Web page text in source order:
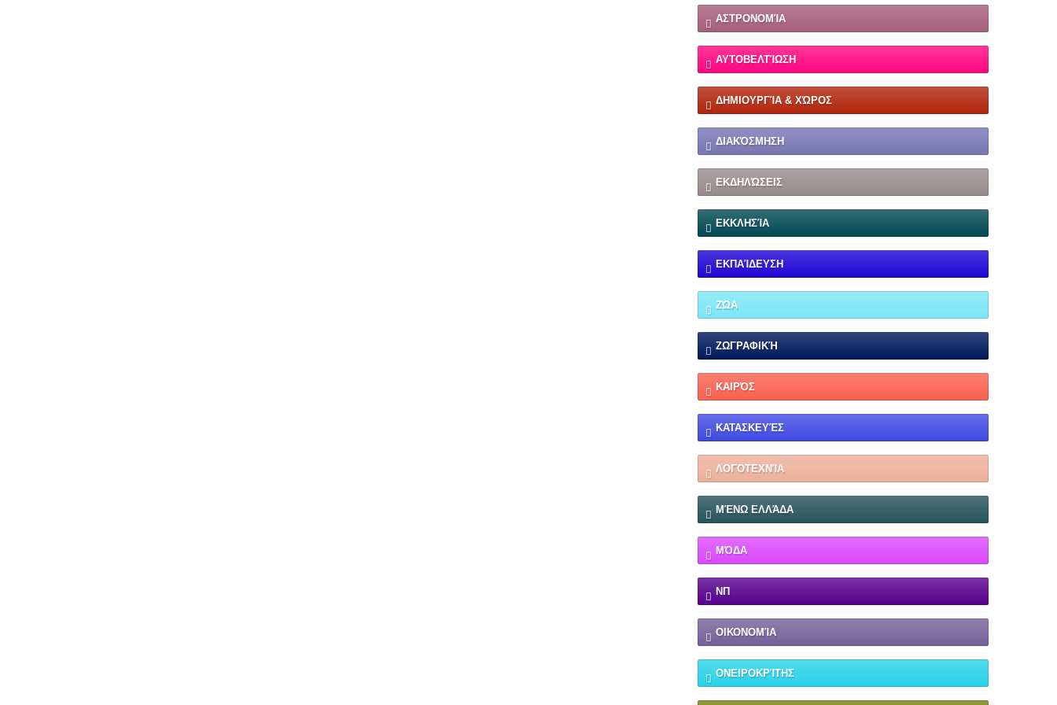
ΑΣΤΡΟΝΟΜΊΑ
ΑΥΤΟΒΕΛΤΊΩΣΗ
ΔΗΜΙΟΥΡΓΊΑ & ΧΏΡΟΣ
ΔΙΑΚΌΣΜΗΣΗ
ΕΚΔΗΛΏΣΕΙΣ
ΕΚΚΛΗΣΊΑ
ΕΚΠΑΊΔΕΥΣΗ
ΖΏΑ
ΖΩΓΡΑΦΙΚΉ
ΚΑΙΡΌΣ
ΚΑΤΑΣΚΕΥΈΣ
ΛΟΓΟΤΕΧΝΊΑ
ΜΈΝΩ ΕΛΛΆΔΑ
ΜΌΔΑ
ΝΠ
ΟΙΚΟΝΟΜΊΑ
ΟΝΕΙΡΟΚΡΊΤΗΣ